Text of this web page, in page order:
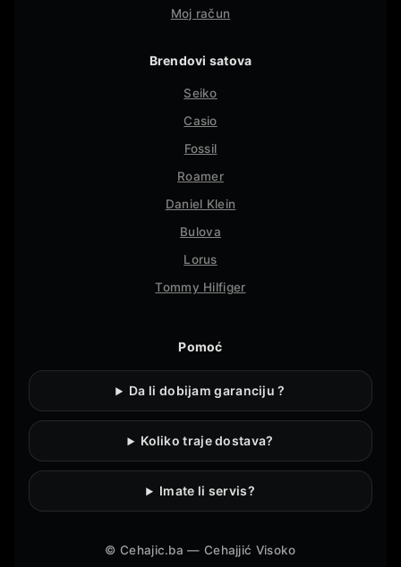
Moj račun
Brendovi satova
Seiko
Casio
Fossil
Roamer
Daniel Klein
Bulova
Lorus
Tommy Hilfiger
Pomoć
Da li dobijam garanciju ?
Koliko traje dostava?
Imate li servis?
©Cehajic.ba — Cehajjić Visoko